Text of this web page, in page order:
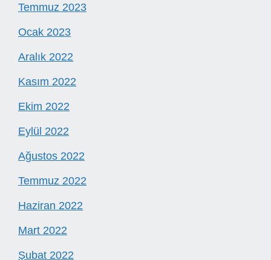
Temmuz 2023
Ocak 2023
Aralık 2022
Kasım 2022
Ekim 2022
Eylül 2022
Ağustos 2022
Temmuz 2022
Haziran 2022
Mart 2022
Şubat 2022